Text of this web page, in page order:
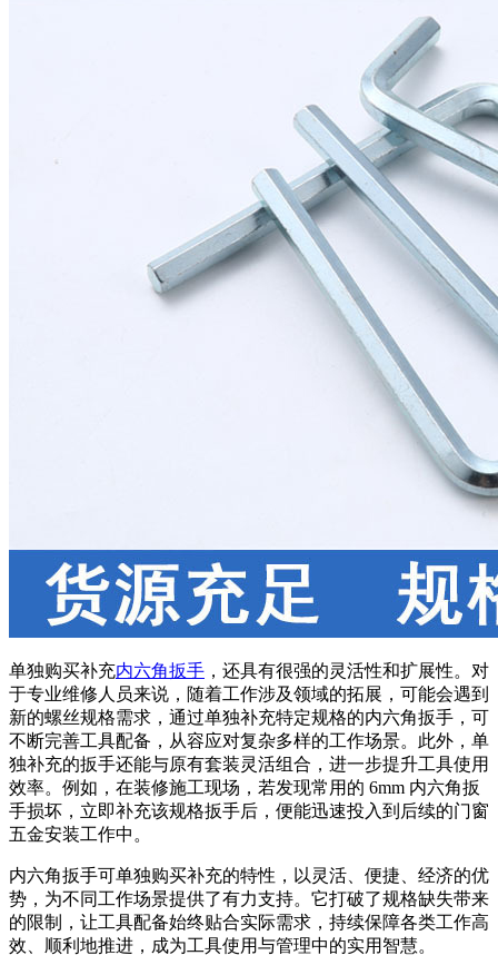
单独购买补充内六角扳手 ，还具有很强的灵活性和扩展性。对
于专业维修人员来说，随着工作涉及领域的拓展，可能会遇到
新的螺丝规格需求，通过单独补充特定规格的内六角扳手，可
不断完善工具配备，从容应对复杂多样的工作场景。此外，单
独补充的扳手还能与原有套装灵活组合，进一步提升工具使用
效率。例如，在装修施工现场，若发现常用的 6mm 内六角扳
手损坏，立即补充该规格扳手后，便能迅速投入到后续的门窗
五金安装工作中。
内六角扳手可单独购买补充的特性，以灵活、便捷、经济的优
势，为不同工作场景提供了有力支持。它打破了规格缺失带来
的限制，让工具配备始终贴合实际需求，持续保障各类工作高
效、顺利地推进，成为工具使用与管理中的实用智慧。